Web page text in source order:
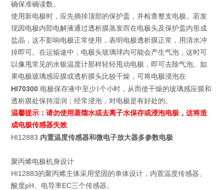
确保准确读数。
使用新电极时，应先摘掉顶部的保护盖，并检查整支电极。若发
现因电极内部电解液通过透析膜蒸发而在电极头及保护盖内形成
盐晶，这不影响电极正常使用，表明电极透析膜正常，用清水冲
掉即可。在运输途中，电极头玻璃球内可能会产生气泡，这时可
以像甩常见的水银温度计那样轻轻甩动电极，即可去除气泡。如
果电极玻璃感应膜或透析膜头比较干燥，可将电极浸泡在
HI70300 电极保存液中至少1个小时，从而使干燥的玻璃感应膜和
透析膜处保持湿润；经常浸泡，对电极是有好处的。
温馨提示：请勿使用蒸馏水或去离子水保存或浸泡电极，这将造
成电极传感器失效
HI12883 内置温度传感器和微电子放大器多参数电极
聚丙烯电极机身设计
HI12883的聚丙烯主体采用坚固的单体设计，内置温度传感器、
酸度pH、电导率EC三个传感器。